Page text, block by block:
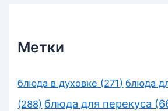
Метки
блюда в духовке (271) блюда
(288) блюда для перекуса